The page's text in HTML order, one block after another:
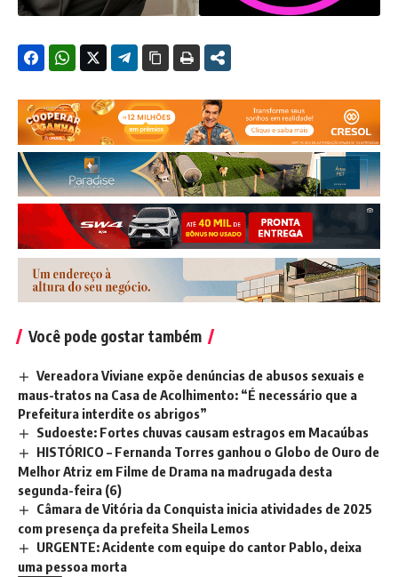
Você pode gostar também
Vereadora Viviane expõe denúncias de abusos sexuais e
maus-tratos na Casa de Acolhimento: “É necessário que a
Prefeitura interdite os abrigos”
Sudoeste: Fortes chuvas causam estragos em Macaúbas
HISTÓRICO – Fernanda Torres ganhou o Globo de Ouro de
Melhor Atriz em Filme de Drama na madrugada desta
segunda-feira (6)
Câmara de Vitória da Conquista inicia atividades de 2025
com presença da prefeita Sheila Lemos
URGENTE: Acidente com equipe do cantor Pablo, deixa
uma pessoa morta